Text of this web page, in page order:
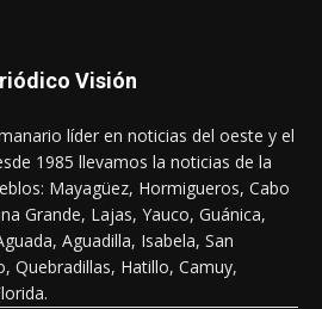
Visión
líder en noticias del oeste y el
1985 llevamos la noticias de la
Mayagüez, Hormigueros, Cabo
Grande, Lajas, Yauco, Guánica,
Aguadilla, Isabela, San
Quebradillas, Hatillo, Camuy,